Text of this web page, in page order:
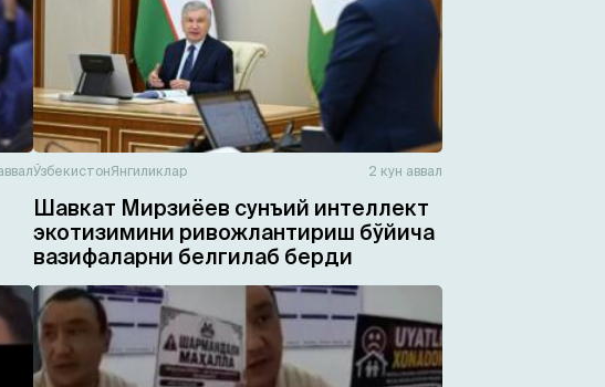
ЎзбекистонЯнгиликлар 2 кун аввал
Шавкат Мирзиёев сунъий интеллект
экотизимини ривожлантириш бўйича
вазифаларни белгилаб берди